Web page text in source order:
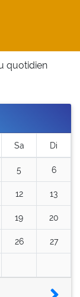
quotidien
Sa Di
5 6
12 13
19 20
26 27